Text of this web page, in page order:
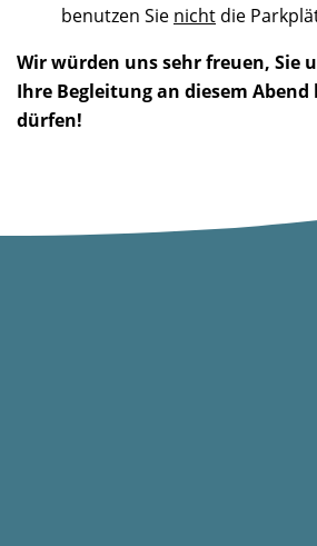
benutzen Sie nicht die
Wir würden uns sehr freuen, Sie
Ihre Begleitung an diesem Abend
dürfen!